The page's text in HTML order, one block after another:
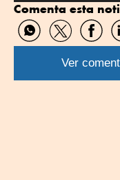
Twitter
Linkedin
Comenta esta
Compartir
por
WhatsApp
Compartir
por
Twitter
por
Ver